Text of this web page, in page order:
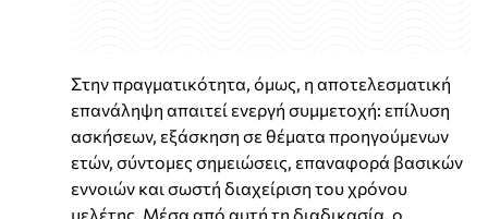
Στην πραγματικότητα, όμως, η αποτελεσματική
επανάληψη απαιτεί ενεργή συμμετοχή: επίλυση
ασκήσεων, εξάσκηση σε θέματα προηγούμενων
ετών, σύντομες σημειώσεις, επαναφορά βασικών
εννοιών και σωστή διαχείριση του χρόνου
μελέτης. Μέσα από αυτή τη διαδικασία, ο